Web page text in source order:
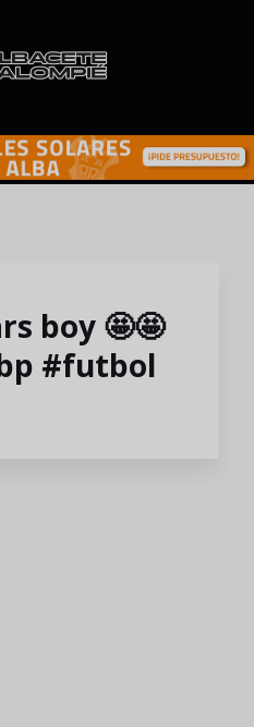
boy 🤩🤩
#futbol